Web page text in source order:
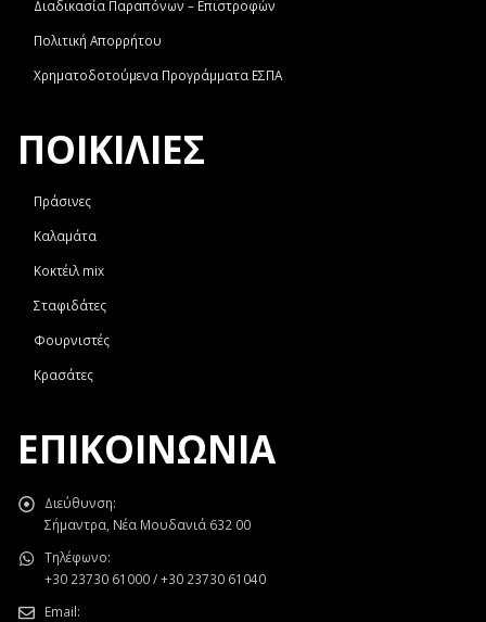
Διαδικασία Παραπόνων – Επιστροφών
Πολιτική Απορρήτου
Χρηματοδοτούμενα Προγράμματα ΕΣΠΑ
ΠΟΙΚΙΛΙΕΣ
Πράσινες
Καλαμάτα
Κοκτέιλ mix
Σταφιδάτες
Φουρνιστές
Κρασάτες
ΕΠΙΚΟΙΝΩΝΊΑ
Διεύθυνση:
Σήμαντρα, Νέα Μουδανιά 632 00
Τηλέφωνο:
+30 23730 61000 / +30 23730 61040
Email: